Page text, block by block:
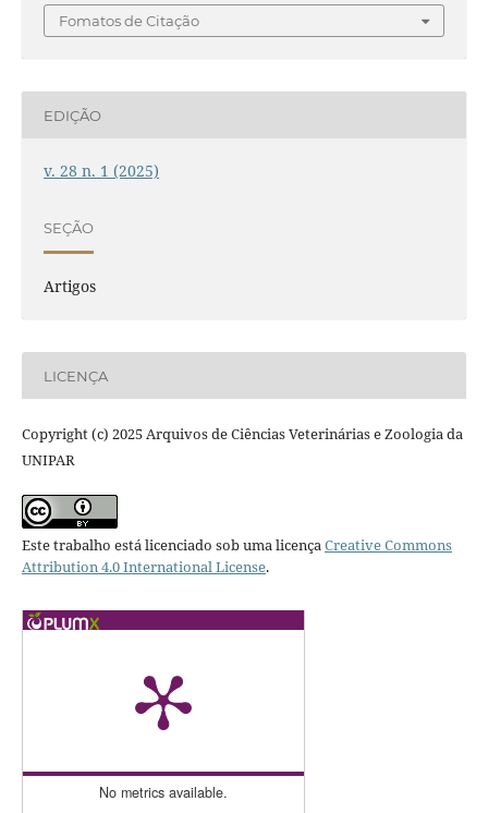
Fomatos de Citação
EDIÇÃO
v. 28 n. 1 (2025)
SEÇÃO
Artigos
LICENÇA
Copyright (c) 2025 Arquivos de Ciências Veterinárias e Zoologia da
UNIPAR
Este trabalho está licenciado sob uma licençaCreative Commons
Attribution 4.0 International License.
No metrics available.